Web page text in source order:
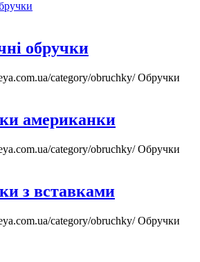
обручки
category/obruchky/Обручки
американки
category/obruchky/Обручки
з вставками
category/obruchky/Обручки